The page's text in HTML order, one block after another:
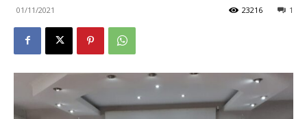
01/11/2021 1
23216